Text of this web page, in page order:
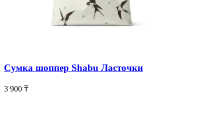
Сумка шоппер Shabu Ласточки
3 900 ₸